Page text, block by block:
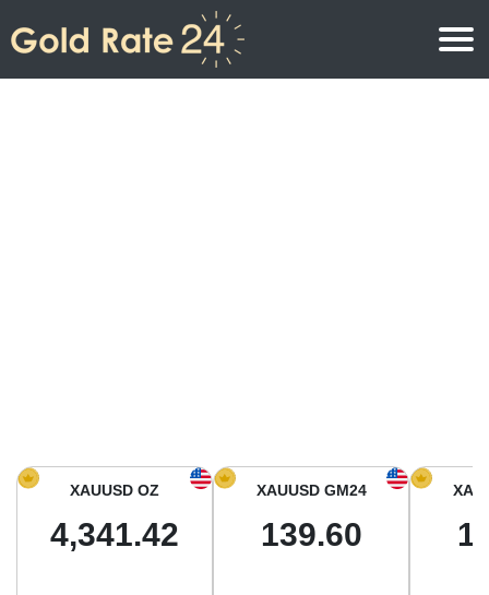
Precio del Oro hoy en América del sur
XAUUSD OZ
4,341.42
XAUUSD GM24
139.60